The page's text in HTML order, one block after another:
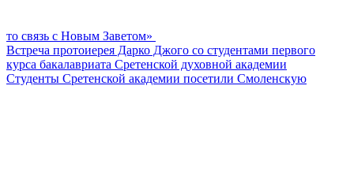
то связь с Новым Заветом»
Встреча протоиерея Дарко Джого со студентами первого
курса бакалавриата Сретенской духовной академии
Студенты Сретенской академии посетили Смоленскую